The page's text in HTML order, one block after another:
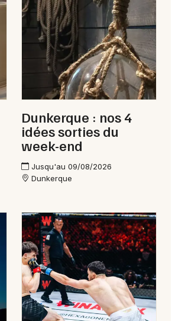
des sorties
tournée
à Maubeuge
mes départements
Dunkerque : nos 4
idées sorties du
week-end
Jusqu'au 09/08/2026
Dunkerque